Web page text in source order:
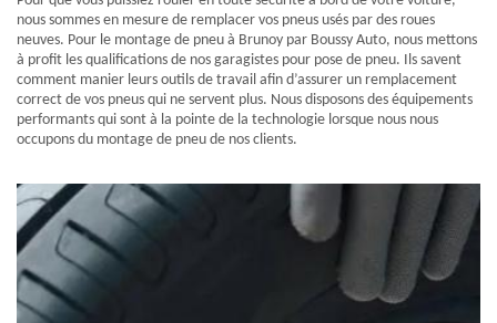
nous sommes en mesure de remplacer vos pneus usés par des roues
neuves. Pour le montage de pneu à Brunoy par Boussy Auto, nous mettons
à profit les qualifications de nos garagistes pour pose de pneu. Ils savent
comment manier leurs outils de travail afin d’assurer un remplacement
correct de vos pneus qui ne servent plus. Nous disposons des équipements
performants qui sont à la pointe de la technologie lorsque nous nous
occupons du montage de pneu de nos clients.